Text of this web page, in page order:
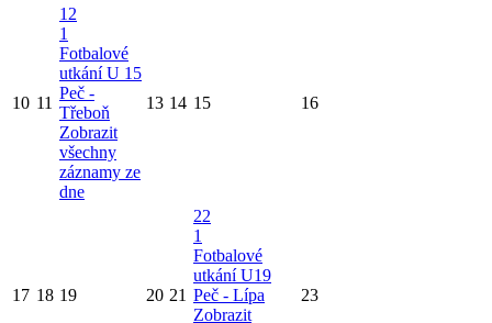
10 11
12
1
Fotbalové
utkání U 15
Peč -
Třeboň
Zobrazit
všechny
záznamy ze
dne
13 14 15 16
17 18 19 20 21
22
1
Fotbalové
utkání U19
Peč - Lípa
Zobrazit
23